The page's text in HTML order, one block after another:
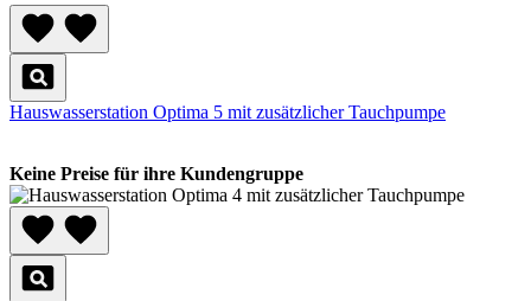
Hauswasserstation Optima 5 mit zusätzlicher Tauchpumpe
Keine Preise für ihre Kundengruppe